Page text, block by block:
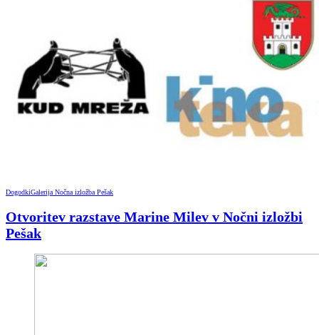
DogodkiGalerija Nočna izložba Pešak
Otvoritev razstave Marine Milev v Nočni izložbi
Pešak